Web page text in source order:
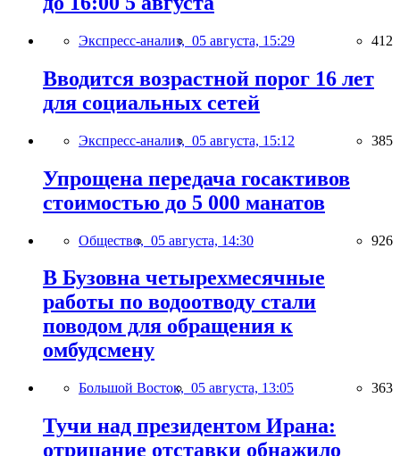
Экспресс-анализ, 05 августа, 15:29 412
Вводится возрастной порог 16 лет
для социальных сетей
Экспресс-анализ, 05 августа, 15:12 385
Упрощена передача госактивов
стоимостью до 5 000 манатов
Общество, 05 августа, 14:30 926
В Бузовна четырехмесячные
работы по водоотводу стали
поводом для обращения к
омбудсмену
Большой Восток, 05 августа, 13:05 363
Тучи над президентом Ирана:
отрицание отставки обнажило